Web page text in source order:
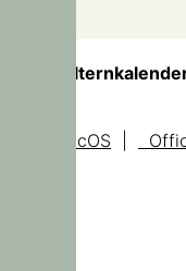
iOS, macOS